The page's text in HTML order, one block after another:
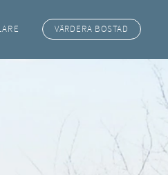
VÄRDERA BOSTAD